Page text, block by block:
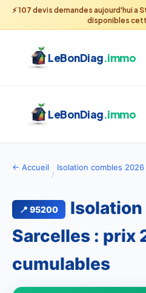
⚡107 devis demandes aujourd'hui a
disponibles
LeBonDiag.immo
LeBonDiag.immo
← Accueil
/
Isolation combles 2026
📍 95200
Isolation
Sarcelles : prix
cumulables